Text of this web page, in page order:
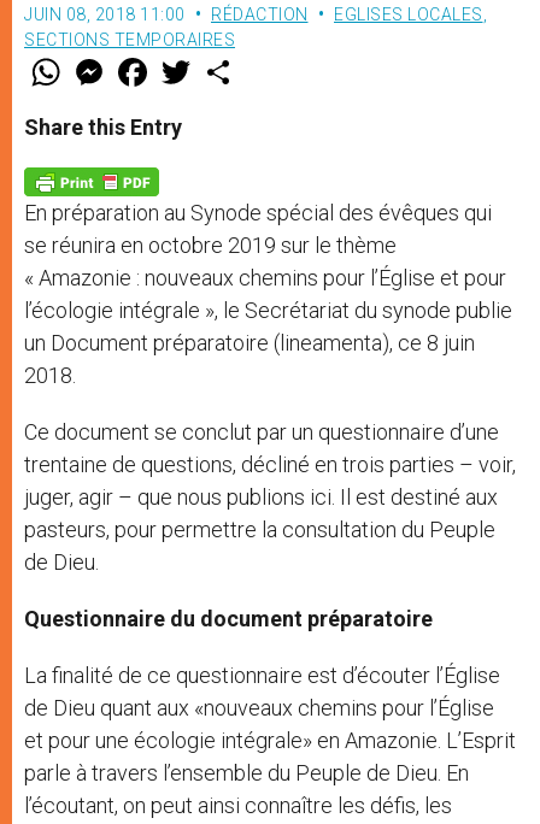
JUIN 08, 2018 11:00 RÉDACTION EGLISES LOCALES
SECTIONS TEMPORAIRES
W
t
s
p
p
M
e
s
e
g
e
r
F
a
e
b
o
k
w
Share this Entry
En préparation au Synode spécial des évêques qui
se réunira en octobre 2019 sur le thème
« Amazonie : nouveaux chemins pour l’Église et pour
l’écologie intégrale », le Secrétariat du synode publie
un Document préparatoire (lineamenta), ce 8 juin
2018.
Ce document se conclut par un questionnaire d’une
trentaine de questions, décliné en trois parties – voir,
juger, agir – que nous publions ici. Il est destiné aux
pasteurs, pour permettre la consultation du Peuple
de Dieu.
Questionnaire du document préparatoire
La finalité de ce questionnaire est d’écouter l’Église
de Dieu quant aux «nouveaux chemins pour l’Église
et pour une écologie intégrale» en Amazonie. L’Esprit
parle à travers l’ensemble du Peuple de Dieu. En
l’écoutant, on peut ainsi connaître les défis, les